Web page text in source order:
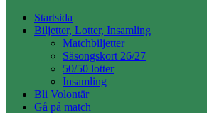
Startsida
Biljetter, Lotter, Insamling
Matchbiljetter
Säsongskort 26/27
50/50 lotter
Insamling
Bli Volontär
Gå på match